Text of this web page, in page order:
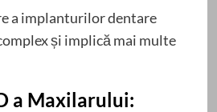
a implanturilor dentare
și implică mai multe
a Maxilarului: